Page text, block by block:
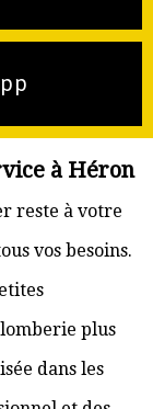
à Héron
reste à votre
vos besoins.
plus
dans les